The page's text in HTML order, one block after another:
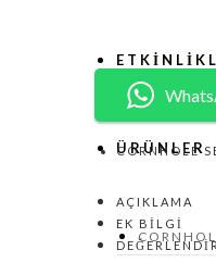
ÜRÜNLER
CORNHOLE
AÇIKLAMA
EK BILGI